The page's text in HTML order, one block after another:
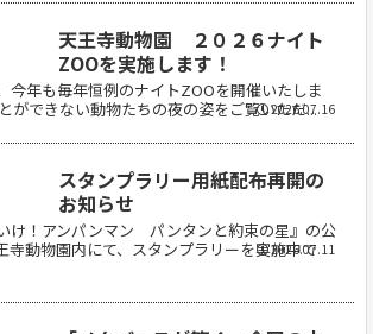
天王寺動物園 ２０２６ナイト
ZOOを実施します！
今年も毎年恒例のナイトZOOを開催いたしま
ができない動物たちの夜の姿をご覧いただ...
2026.07.16
スタンプラリー用紙配布再開の
お知らせ
け！アンパンマン パンタンと約束の星』の公
寺動物園内にて、スタンプラリーを実施中で
2026.07.11